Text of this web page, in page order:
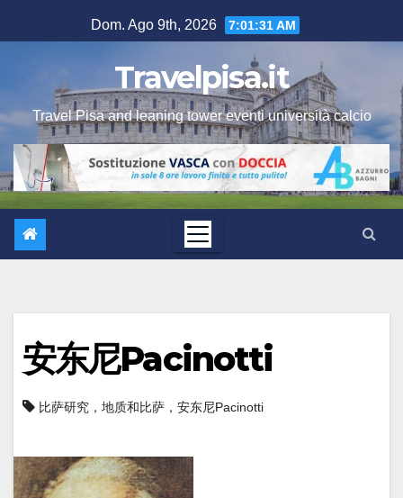
al
Dom. Ago 9th, 2026 7:01:32 AM
Travelpisa.it
Travel Pisa and leaning tower eventi università calcio
安东尼Pacinotti
比萨研究，地质和比萨，安东尼Pacinotti